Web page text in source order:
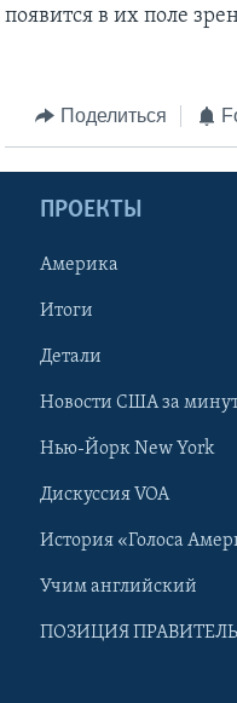
появится в их поле
Поделиться
ПРОЕКТЫ
Америка
Итоги
Детали
Новости США за
Нью-Йорк New York
Дискуссия VOA
История «Голоса
Учим английский
ПОЗИЦИЯ